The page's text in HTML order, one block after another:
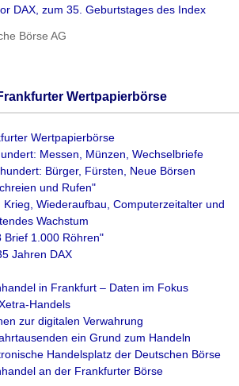
DAX, zum 35. Geburtstages des Index
Börse AG
Wertpapierbörse
Wertpapierbörse
Messen, Münzen, Wechselbriefe
Bürger, Fürsten, Neue Börsen
und Rufen"
Wiederaufbau, Computerzeitalter und
Wachstum
Brief 1.000 Röhren"
Jahren DAX
in Frankfurt – Daten im Fokus
Handels
zur digitalen Verwahrung
ein Grund zum Handeln
Handelsplatz der Deutschen Börse
an der Frankfurter Börse